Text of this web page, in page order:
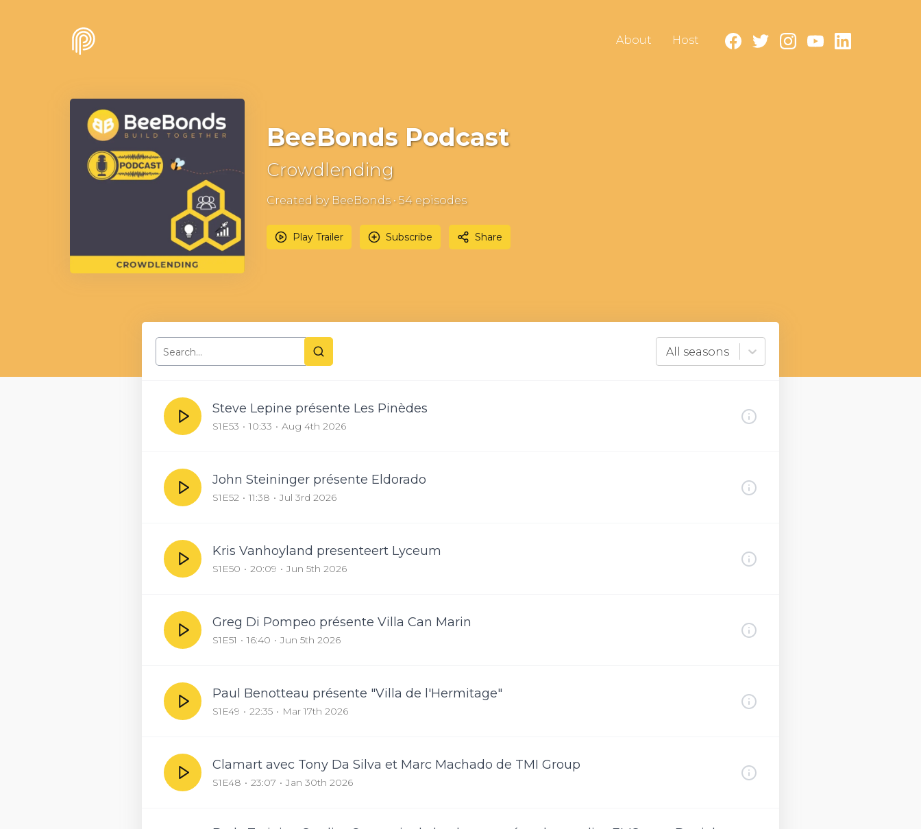
About Host
BeeBonds Podcast
Crowdlending
Created by BeeBonds • 54 episodes
Play Trailer Subscribe Share
All seasons
Steve Lepine présente Les Pinèdes
S1E53 10:33 Aug 4th 2026
John Steininger présente Eldorado
S1E52 11:38 Jul 3rd 2026
Kris Vanhoyland presenteert Lyceum
S1E50 20:09 Jun 5th 2026
Greg Di Pompeo présente Villa Can Marin
S1E51 16:40 Jun 5th 2026
Paul Benotteau présente "Villa de l'Hermitage"
S1E49 22:35 Mar 17th 2026
Clamart avec Tony Da Silva et Marc Machado de TMI Group
S1E48 23:07 Jan 30th 2026